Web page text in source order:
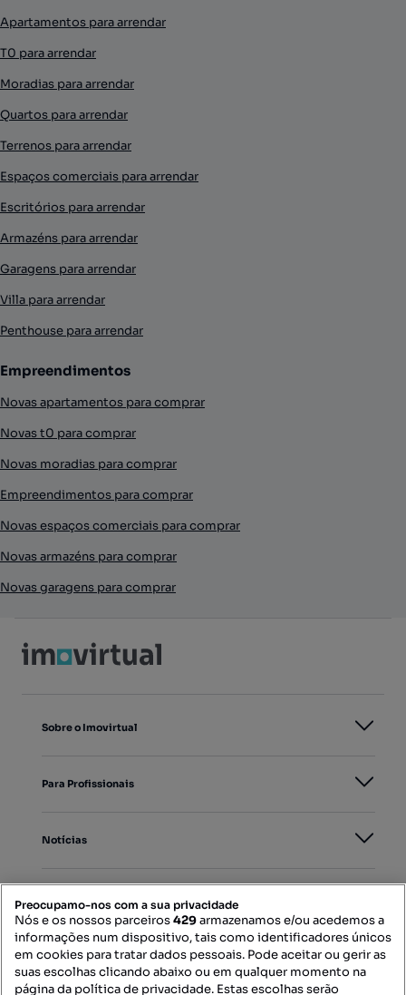
Apartamentos para arrendar
T0 para arrendar
Moradias para arrendar
Quartos para arrendar
Terrenos para arrendar
Espaços comerciais para arrendar
Escritórios para arrendar
Armazéns para arrendar
Garagens para arrendar
Villa para arrendar
Penthouse para arrendar
Empreendimentos
Novas apartamentos para comprar
Novas t0 para comprar
Novas moradias para comprar
Empreendimentos para comprar
Novas espaços comerciais para comprar
Novas armazéns para comprar
Novas garagens para comprar
Sobre o Imovirtual
Para Profissionais
Notícias
Mapa do Site
Preocupamo-nos com a sua privacidade
Nós e os nossos parceiros429armazenamos e/ou acedemos a
informações num dispositivo, tais como identificadores únicos
em cookies para tratar dados pessoais. Pode aceitar ou gerir as
suas escolhas clicando abaixo ou em qualquer momento na
página da política de privacidade. Estas escolhas serão